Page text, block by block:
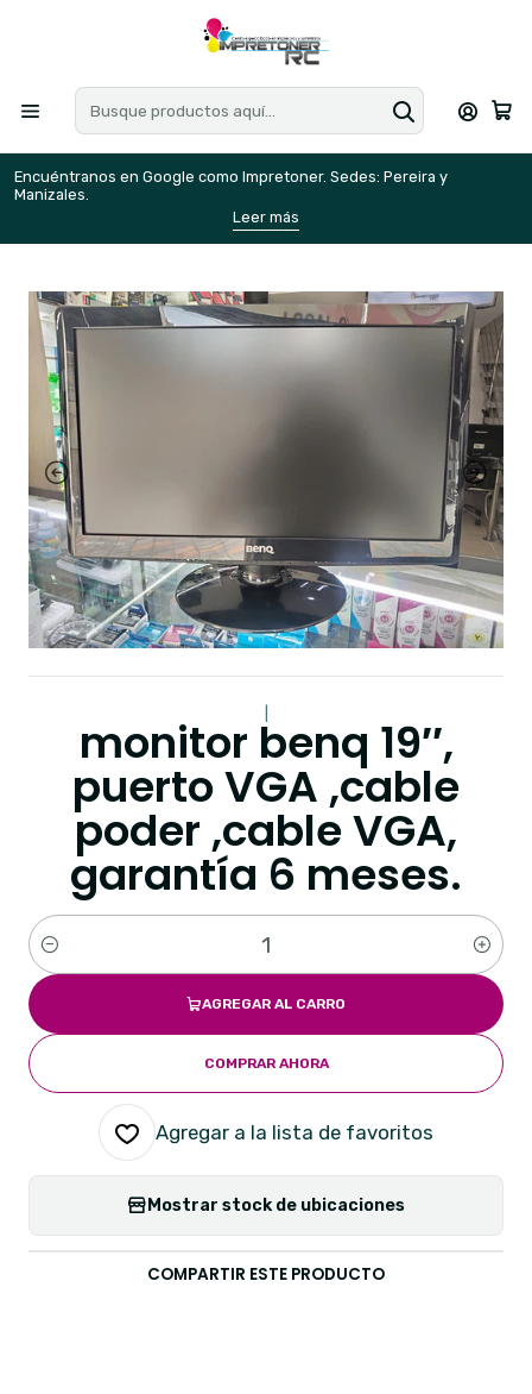
Encuéntranos en Google como Impretoner. Sedes: Pereira y
Manizales.
Leer más
monitor benq 19′′,
puerto VGA ,cable
poder ,cable VGA,
garantía 6 meses.
Cantidad
AGREGAR AL CARRO
COMPRAR AHORA
Agregar a la lista de favoritos
Mostrar stock de ubicaciones
COMPARTIR ESTE PRODUCTO